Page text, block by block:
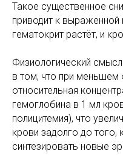
Такое существенное
приводит к выраженной
гематокрит растёт, и
Физиологический
в том, что при
относительная
гемоглобина в 1 мл
полицитемия), что
крови задолго до того,
синтезировать новые